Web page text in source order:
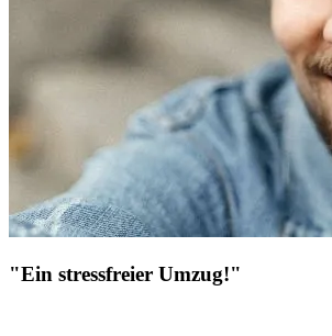
"Ein stressfreier Umzug!"